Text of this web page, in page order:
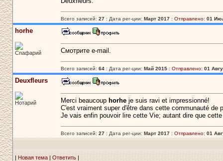
Всего записей: 27: Дата рег-ции: Март 2017: Отправлено: 01
horhe
Спафарий Смотрите e-mail.
Всего записей: 64: Дата рег-ции: Май 2015: Отправлено: 01
Deuxfleurs
Нотарий Merci beaucoup horheje suis ravi et impressionné!
C'est vraiment super d'être dans cette communauté de
Je vais enfin pouvoir lire cette Vie; autant dire que
Всего записей: 27: Дата рег-ции: Март 2017: Отправлено: 01
| Новая тема|Ответить|